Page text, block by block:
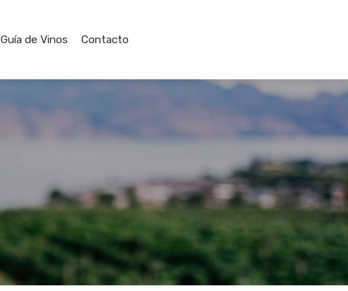
Guía de Vinos Contacto